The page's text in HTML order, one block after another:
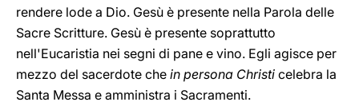
rendere lode a Dio. Gesù è presente nella Parola delle
Sacre Scritture. Gesù è presente soprattutto
nell'Eucaristia nei segni di pane e vino. Egli agisce per
mezzo del sacerdote che in persona Christi celebra la
Santa Messa e amministra i Sacramenti.